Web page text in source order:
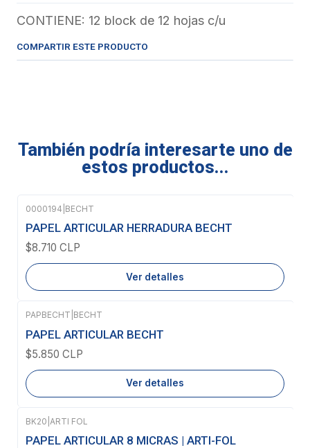
CONTIENE: 12 block de 12 hojas c/u
COMPARTIR ESTE PRODUCTO
También podría interesarte uno de
estos productos...
Agotado
0000194 BECHT
PAPEL ARTICULAR HERRADURA BECHT
$8.710 CLP
Ver detalles
Agotado
PAPBECHT BECHT
PAPEL ARTICULAR BECHT
$5.850 CLP
Ver detalles
Agotado
BK20 ARTI FOL
PAPEL ARTICULAR 8 MICRAS | ARTI-FOL